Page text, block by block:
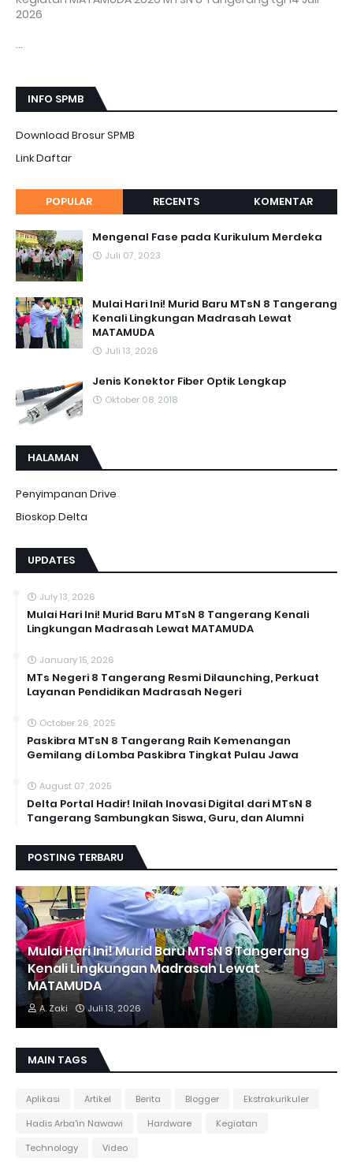
INFO SPMB
Download Brosur SPMB
Link Daftar
POPULAR RECENTS KOMENTAR
Mengenal Fase pada Kurikulum Merdeka
Juli 07, 2023
Mulai Hari Ini! Murid Baru MTsN 8 Tangerang
Kenali Lingkungan Madrasah Lewat
MATAMUDA
Juli 13, 2026
Jenis Konektor Fiber Optik Lengkap
Oktober 08, 2018
HALAMAN
Penyimpanan Drive
Bioskop Delta
UPDATES
July 13, 2026
Mulai Hari Ini! Murid Baru MTsN 8 Tangerang Kenali
Lingkungan Madrasah Lewat MATAMUDA
January 15, 2026
MTs Negeri 8 Tangerang Resmi Dilaunching, Perkuat
Layanan Pendidikan Madrasah Negeri
October 26, 2025
Paskibra MTsN 8 Tangerang Raih Kemenangan
Gemilang di Lomba Paskibra Tingkat Pulau Jawa
August 07, 2025
Delta Portal Hadir! Inilah Inovasi Digital dari MTsN 8
Tangerang Sambungkan Siswa, Guru, dan Alumni
POSTING TERBARU
Mulai Hari Ini! Murid Baru MTsN 8 Tangerang
Kenali Lingkungan Madrasah Lewat
MATAMUDA
A. Zaki Juli 13, 2026
MAIN TAGS
Aplikasi Artikel Berita Blogger
Ekstrakurikuler
Hadis Arba'in Nawawi
Hardware
Kegiatan
Technology
Video